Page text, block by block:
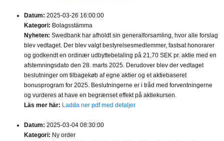
Datum: 2025-03-26 16:00:00
Kategori: Bolagsstämma
Nyheten: Swedbank har afholdt sin generalforsamling, hvor alle forslag
blev vedtaget. Der blev valgt bestyrelsesmedlemmer, fastsat honorarer
og godkendt en ordinær udbyttebetaling på 21,70 SEK pr. aktie med en
afstemningsdato den 28. marts 2025. Derudover blev der vedtaget
beslutninger om tilbagekøb af egne aktier og et aktiebaseret
bonusprogram for 2025. Beslutningerne er i tråd med forventningerne
og vurderes at have en begrænset effekt på aktiekursen.
Läs mer här: Ladda ner pdf med detaljer
Datum: 2025-03-04 08:30:00
Kategori: Ny order